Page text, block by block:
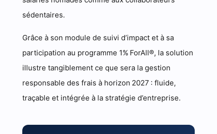
sédentaires.
Grâce à son module de suivi d’impact et à sa
participation au programme 1% ForAll®, la solution
illustre tangible­ment ce que sera la gestion
responsable des frais à horizon 2027 : fluide,
traçable et intégrée à la stratégie d’entreprise.